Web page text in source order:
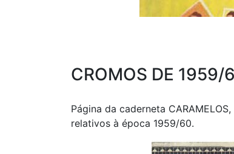
CROMOS DE 1959/
Página da caderneta
relativos à época 1959/60.